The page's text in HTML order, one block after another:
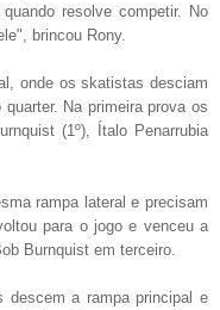
resolve competir. No
brincou Rony.
onde os skatistas desciam
Na primeira prova os
(1º), Ítalo Penarrubia
rampa lateral e precisam
para o jogo e venceu a
Burnquist em terceiro.
descem a rampa principal e